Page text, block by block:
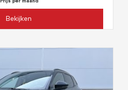
Bekijken